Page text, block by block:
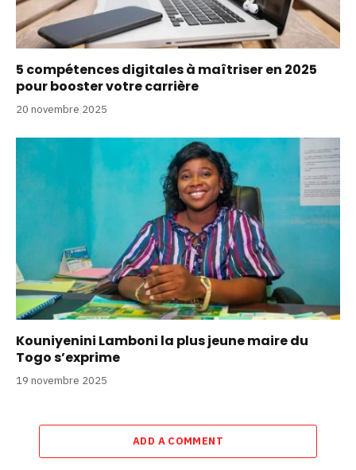
5 compétences digitales à maîtriser en 2025
pour booster votre carrière
20 novembre 2025
Kouniyenini Lamboni la plus jeune maire du
Togo s’exprime
19 novembre 2025
ADD A COMMENT